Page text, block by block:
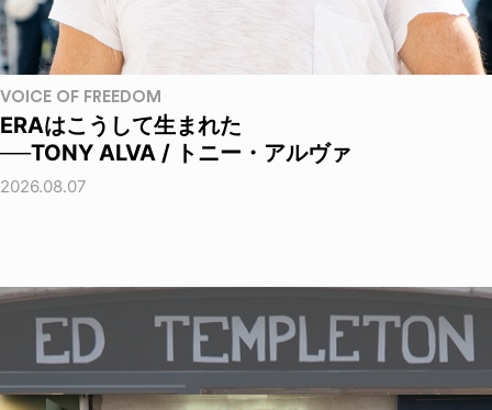
VOICE OF FREEDOM
ERAはこうして生まれた
──TONY ALVA / トニー・アルヴァ
2026.08.07